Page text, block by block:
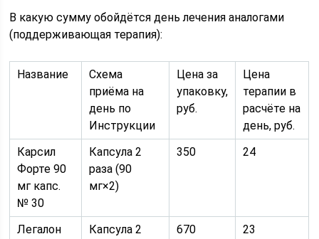
В какую сумму обойдётся день лечения аналогами
(поддерживающая терапия):
Название
Схема
приёма на
день по
Инструкции
Цена за
упаковку,
руб.
Цена
терапии в
расчёте на
день, руб.
Карсил
Форте 90
мг капс.
№ 30
Капсула 2
раза (90
мг×2)
350 24
Легалон
Капсула 2
670 23